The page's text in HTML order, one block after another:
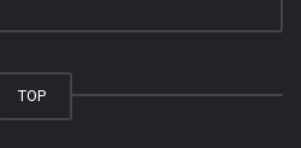
TOP